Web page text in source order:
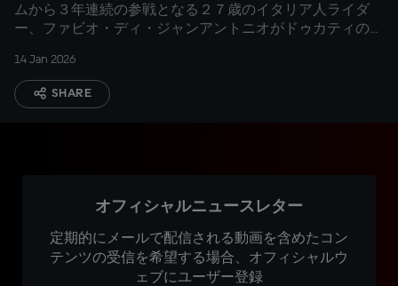
ムから３年連続の参戦となる２７歳のイタリア人ライダ
ー、ファビオ・ディ・ジャンアントニオがドゥカティのフ
14 Jan 2026
SHARE
オフィシャルニュースレター
定期的にメールで配信される動画を含めたコン
テンツの受信を希望する場合、オフィシャルウ
ェブにユーザー登録